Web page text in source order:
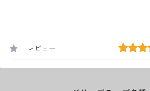
レビュー